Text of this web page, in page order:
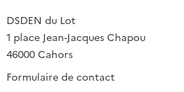
DSDEN du Lot
1 place Jean-Jacques Chapou
46000 Cahors
Formulaire de contact